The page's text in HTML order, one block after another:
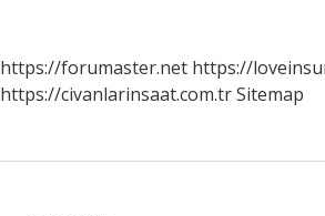
https://forumaster.net https://
https://civanlarinsaat.com.trSitemap